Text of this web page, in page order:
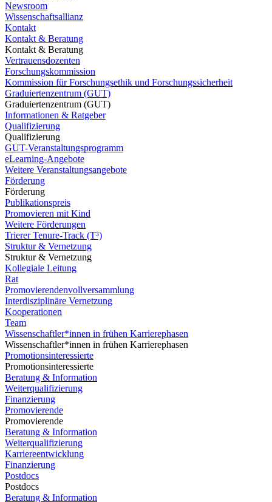
Newsroom
Wissenschaftsallianz
Kontakt
Kontakt & Beratung
Kontakt & Beratung
Vertrauensdozenten
Forschungskommission
Kommission für Forschungsethik und Forschungssicherheit
Graduiertenzentrum (GUT)
Graduiertenzentrum (GUT)
Informationen & Ratgeber
Qualifizierung
Qualifizierung
GUT-Veranstaltungsprogramm
eLearning-Angebote
Weitere Veranstaltungsangebote
Förderung
Förderung
Publikationspreis
Promovieren mit Kind
Weitere Förderungen
Trierer Tenure-Track (T³)
Struktur & Vernetzung
Struktur & Vernetzung
Kollegiale Leitung
Rat
Promovierendenvollversammlung
Interdisziplinäre Vernetzung
Kooperationen
Team
Wissenschaftler*innen in frühen Karrierephasen
Wissenschaftler*innen in frühen Karrierephasen
Promotionsinteressierte
Promotionsinteressierte
Beratung & Information
Weiterqualifizierung
Finanzierung
Promovierende
Promovierende
Beratung & Information
Weiterqualifizierung
Karriereentwicklung
Finanzierung
Postdocs
Postdocs
Beratung & Information